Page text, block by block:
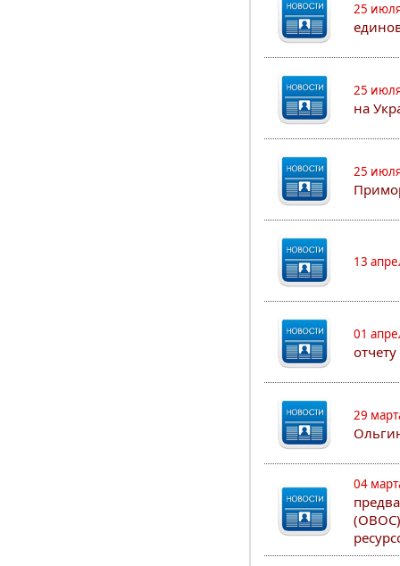
25
25
на
25
13
01
29
04